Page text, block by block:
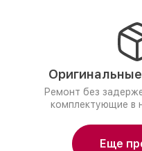
Ремонт без
комплектующие в
Еще